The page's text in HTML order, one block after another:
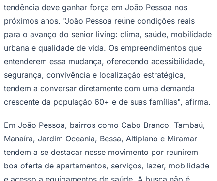
Palmeiras
tendência deve ganhar força em João Pessoa nos
próximos anos. "João Pessoa reúne condições reais
para o avanço do senior living: clima, saúde, mobilidade
urbana e qualidade de vida. Os empreendimentos que
entenderem essa mudança, oferecendo acessibilidade,
segurança, convivência e localização estratégica,
tendem a conversar diretamente com uma demanda
crescente da população 60+ e de suas famílias", afirma.
Em João Pessoa, bairros como Cabo Branco, Tambaú,
Manaíra, Jardim Oceania, Bessa, Altiplano e Miramar
tendem a se destacar nesse movimento por reunirem
boa oferta de apartamentos, serviços, lazer, mobilidade
e acesso a equipamentos de saúde. A busca não é